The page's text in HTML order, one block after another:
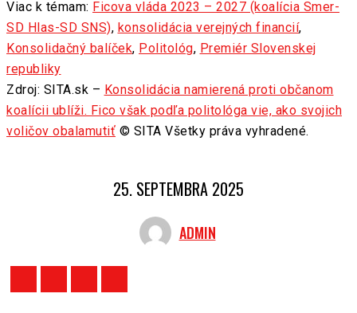
Viac k témam: Ficova vláda 2023 – 2027 (koalícia Smer-
SD Hlas-SD SNS), konsolidácia verejných financií,
Konsolidačný balíček, Politológ, Premiér Slovenskej
republiky
Zdroj: SITA.sk – Konsolidácia namierená proti občanom
koalícii ublíži. Fico však podľa politológa vie, ako svojich
voličov obalamutiť © SITA Všetky práva vyhradené.
25. SEPTEMBRA 2025
ADMIN